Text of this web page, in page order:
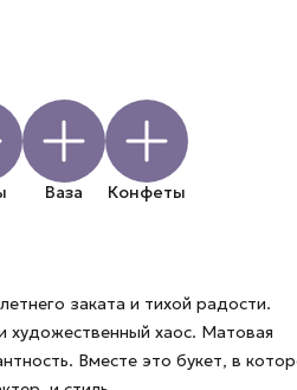
Ваза Конфеты
заката и тихой радости.
художественный хаос. Матовая
Вместе это букет, в